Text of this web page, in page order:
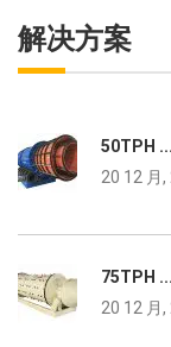
解决方案
50TPH ...
20 12 月,
75TPH ...
20 12 月,